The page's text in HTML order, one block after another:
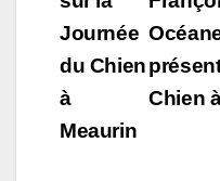
l’article
Chien
Journée
du Chien
à
Meaurin